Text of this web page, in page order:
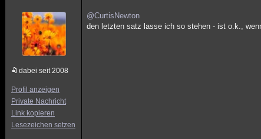
dabei seit 2008
Profil anzeigen
Private Nachricht
Link kopieren
Lesezeichen setzen
@CurtisNewton
den letzten satz lasse ich so stehen - ist o.k.,